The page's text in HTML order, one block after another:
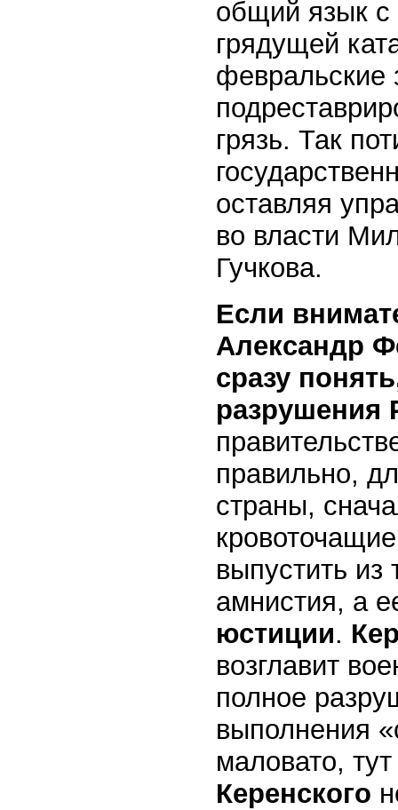
общий язык с
грядущей
февральские
грязь. Так
оставляя
во власти
Гучкова.
Если
Александр
сразу
разрушения
правильно,
страны,
выпустить
амнистия, а
юстиции.
возглавит
полное
выполнения
маловато,
Керенского